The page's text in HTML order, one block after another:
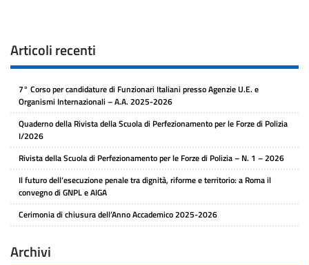
Articoli recenti
7° Corso per candidature di Funzionari Italiani presso Agenzie U.E. e
Organismi Internazionali – A.A. 2025-2026
Quaderno della Rivista della Scuola di Perfezionamento per le Forze di Polizia
I/2026
Rivista della Scuola di Perfezionamento per le Forze di Polizia – N. 1 – 2026
Il futuro dell’esecuzione penale tra dignità, riforme e territorio: a Roma il
convegno di GNPL e AIGA
Cerimonia di chiusura dell’Anno Accademico 2025-2026
Archivi